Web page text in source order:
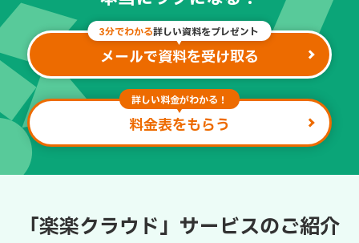
3分でわかる詳しい資料をプレゼント
メールで資料を受け取る
詳しい料金がわかる！
料金表をもらう
「楽楽クラウド」サービスのご紹介